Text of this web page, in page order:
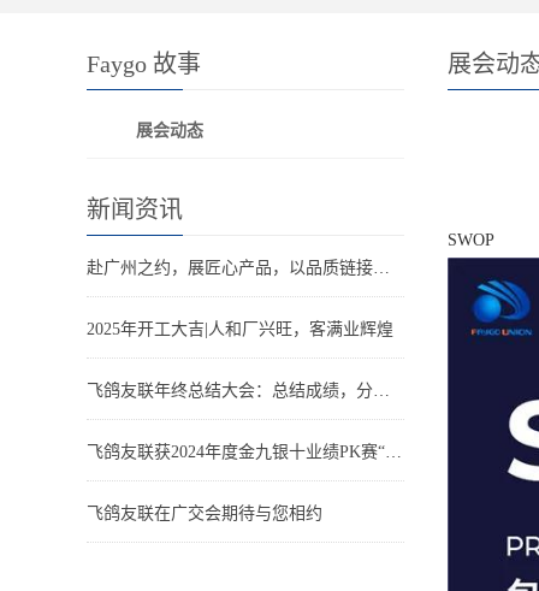
Faygo 故事
展会动态
新闻资讯
赴广州之约，展匠心产品，以品质链接世界。
2025年开工大吉|人和厂兴旺，客满业辉煌
飞鸽友联年终总结大会：总结成绩，分享喜悦，迈向新征程
飞鸽友联获2024年度金九银十业绩PK赛“王者之师”
飞鸽友联在广交会期待与您相约
展会动
SWOP